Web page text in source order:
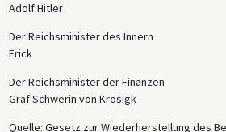
Adolf Hitler
Der Reichsminister des Innern
Frick
Der Reichsminister der Finanzen
Graf Schwerin von Krosigk
Quelle: Gesetz zur Wiederherstellung des